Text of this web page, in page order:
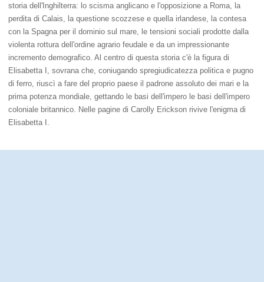
storia dell'Inghilterra: lo scisma anglicano e l'opposizione a Roma, la
perdita di Calais, la questione scozzese e quella irlandese, la contesa
con la Spagna per il dominio sul mare, le tensioni sociali prodotte dalla
violenta rottura dell'ordine agrario feudale e da un impressionante
incremento demografico. Al centro di questa storia c'è la figura di
Elisabetta I, sovrana che, coniugando spregiudicatezza politica e pugno
di ferro, riuscì a fare del proprio paese il padrone assoluto dei mari e la
prima potenza mondiale, gettando le basi dell'impero le basi dell'impero
coloniale britannico. Nelle pagine di Carolly Erickson rivive l'enigma di
Elisabetta I.